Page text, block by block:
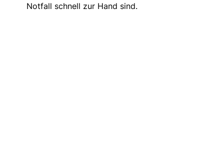
Notfall schnell zur Hand sind.